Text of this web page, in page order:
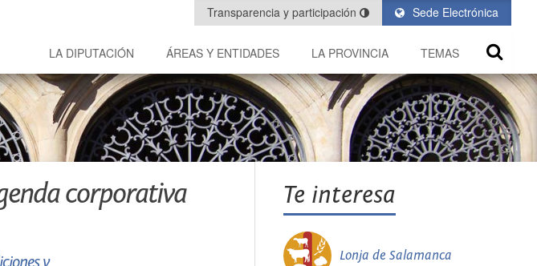
Sede Electrónica
Transparencia y participación
LA DIPUTACIÓN ÁREAS Y ENTIDADES LA PROVINCIA TEMAS
corporativa Te interesa
Lonja de Salamanca